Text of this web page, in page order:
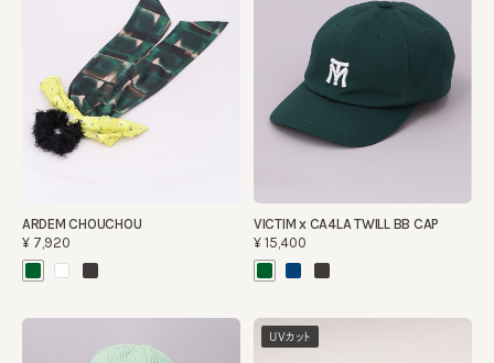
ARDEM CHOUCHOU
¥7,920
VICTIM x CA4LA TWILL BB CAP
¥15,400
UVカット